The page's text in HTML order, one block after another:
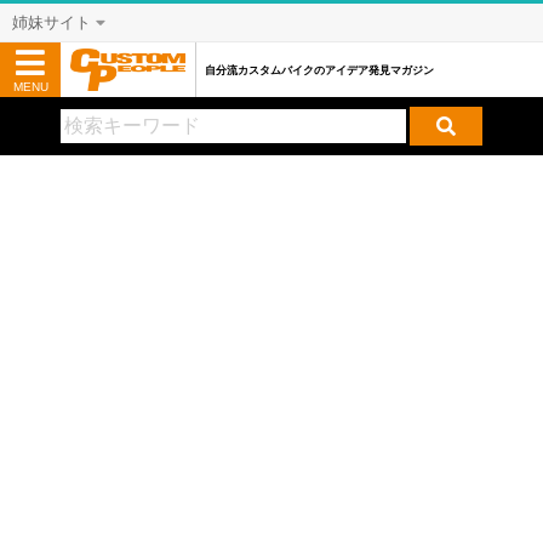
姉妹サイト
MENU
自分流カスタムバイクのアイデア発見マガジン